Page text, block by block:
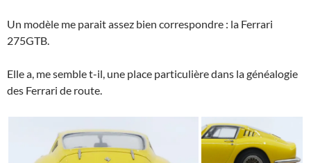
Un modèle me parait assez bien correspondre : la Ferrari
275GTB.
Elle a, me semble t-il, une place particulière dans la généalogie
des Ferrari de route.